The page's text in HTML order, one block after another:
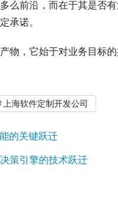
么前沿，而在于其是否
承诺。
物，它始于对业务目标
上海软件定制开发公司
的关键跃迁
策引擎的技术跃迁